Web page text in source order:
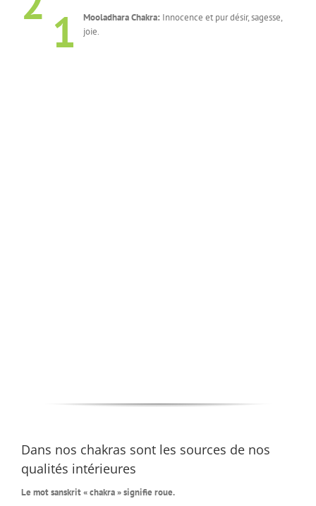
1 Mooladhara Chakra: Innocence et pur désir, sagesse,
joie.
Dans nos chakras sont les sources de nos
qualités intérieures
Le mot sanskrit « chakra » signifie roue.